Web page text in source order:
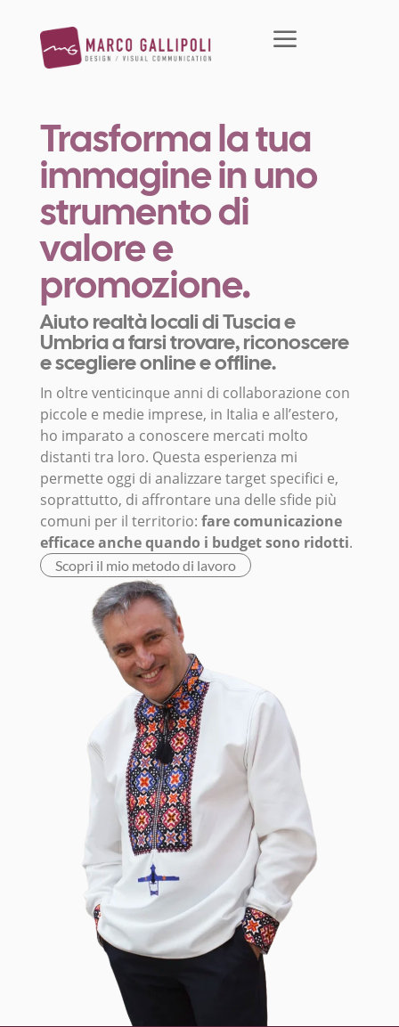
a
Trasforma la tua
immagine in uno
strumento di
valore e
promozione.
Aiuto realtà locali di Tuscia e
Umbria a farsi trovare, riconoscere
e scegliere online e offline.
In oltre venticinque anni di collaborazione con
piccole e medie imprese, in Italia e all’estero,
ho imparato a conoscere mercati molto
distanti tra loro. Questa esperienza mi
permette oggi di analizzare target specifici e,
soprattutto, di affrontare una delle sfide più
comuni per il territorio: fare comunicazione
efficace anche quando i budget sono ridotti.
Scopri il mio metodo di lavoro